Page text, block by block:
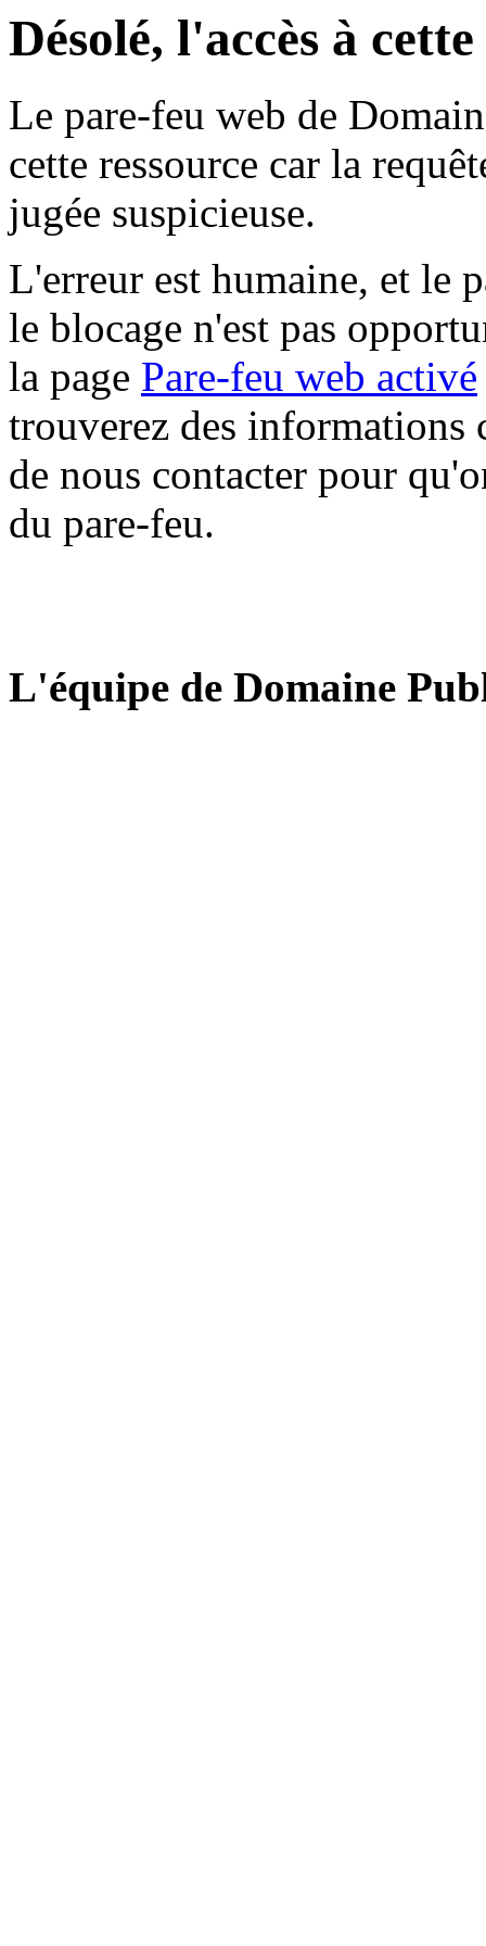
Désolé, l'accès à
Le pare-feu web de
cette ressource car la
jugée suspicieuse.
L'erreur est humaine, et le
le blocage n'est pas
la page Pare-feu web activé
trouverez des informations
de nous contacter pour
du pare-feu.
L'équipe de Domaine